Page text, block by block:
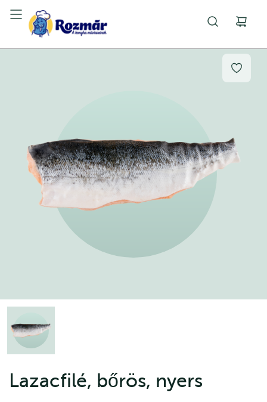
Lazacfilé, bőrös, nyers